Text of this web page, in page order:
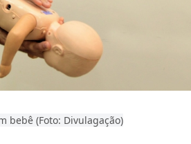
bebê (Foto: Divulagação)